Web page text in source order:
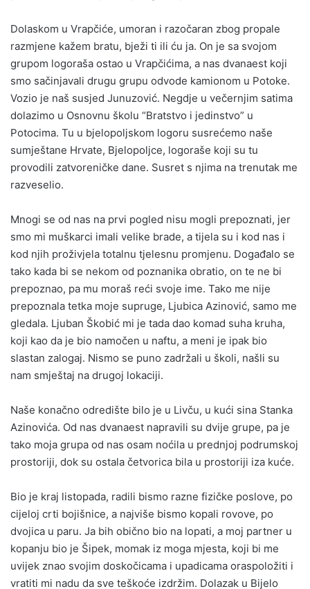
Dolaskom u Vrapčiće, umoran i razočaran zbog propale
razmjene kažem bratu, bježi ti ili ću ja. On je sa svojom
grupom logoraša ostao u Vrapčićima, a nas dvanaest koji
smo sačinjavali drugu grupu odvode kamionom u Potoke.
Vozio je naš susjed Junuzović. Negdje u večernjim satima
dolazimo u Osnovnu školu “Bratstvo i jedinstvo” u
Potocima. Tu u bjelopoljskom logoru susrećemo naše
sumještane Hrvate, Bjelopoljce, logoraše koji su tu
provodili zatvoreničke dane. Susret s njima na trenutak me
razveselio.
Mnogi se od nas na prvi pogled nisu mogli prepoznati, jer
smo mi muškarci imali velike brade, a tijela su i kod nas i
kod njih proživjela totalnu tjelesnu promjenu. Događalo se
tako kada bi se nekom od poznanika obratio, on te ne bi
prepoznao, pa mu moraš reći svoje ime. Tako me nije
prepoznala tetka moje supruge, Ljubica Azinović, samo me
gledala. Ljuban Škobić mi je tada dao komad suha kruha,
koji kao da je bio namočen u naftu, a meni je ipak bio
slastan zalogaj. Nismo se puno zadržali u školi, našli su
nam smještaj na drugoj lokaciji.
Naše konačno odredište bilo je u Livču, u kući sina Stanka
Azinovića. Od nas dvanaest napravili su dvije grupe, pa je
tako moja grupa od nas osam noćila u prednjoj podrumskoj
prostoriji, dok su ostala četvorica bila u prostoriji iza kuće.
Bio je kraj listopada, radili bismo razne fizičke poslove, po
cijeloj crti bojišnice, a najviše bismo kopali rovove, po
dvojica u paru. Ja bih obično bio na lopati, a moj partner u
kopanju bio je Šipek, momak iz moga mjesta, koji bi me
uvijek znao svojim doskočicama i upadicama oraspoložiti i
vratiti mi nadu da sve teškoće izdržim. Dolazak u Bijelo